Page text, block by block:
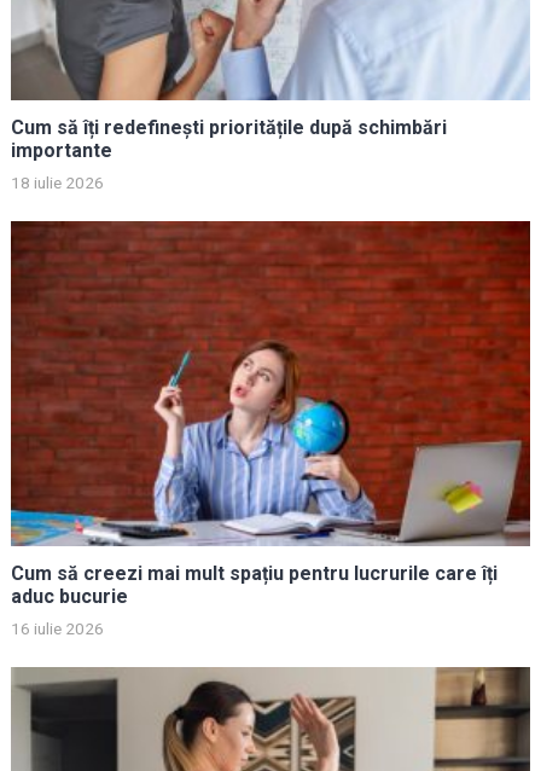
Cum să îți redefinești prioritățile după schimbări
importante
18 iulie 2026
Cum să creezi mai mult spațiu pentru lucrurile care îți
aduc bucurie
16 iulie 2026